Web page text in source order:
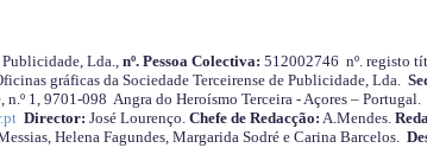
Publicidade, Lda.,nº. Pessoa Colectiva: 512002746 nº. registo
gráficas da Sociedade Terceirense de Publicidade, Lda.
1, 9701-098 Angra do Heroísmo Terceira - Açores – Portugal.
Director: José Lourenço. Chefe de Redacção: A.Mendes.
Helena Fagundes, Margarida Sodré e Carina Barcelos.